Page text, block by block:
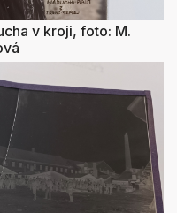
v kroji, foto: M.